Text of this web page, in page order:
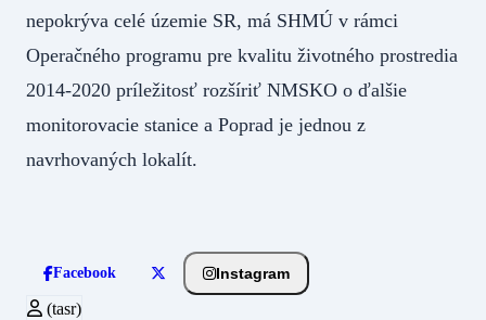
nepokrýva celé územie SR, má SHMÚ v rámci
Operačného programu pre kvalitu životného prostredia
2014-2020 príležitosť rozšíriť NMSKO o ďalšie
monitorovacie stanice a Poprad je jednou z
navrhovaných lokalít.
Facebook Instagram
(tasr)